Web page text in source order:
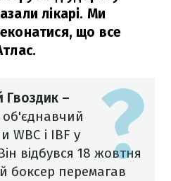
лікарі. Ми
що все
Гвоздик –
об'єднавчий
WBC і IBF у
відбувся 18 жовтня
боксер перемагав